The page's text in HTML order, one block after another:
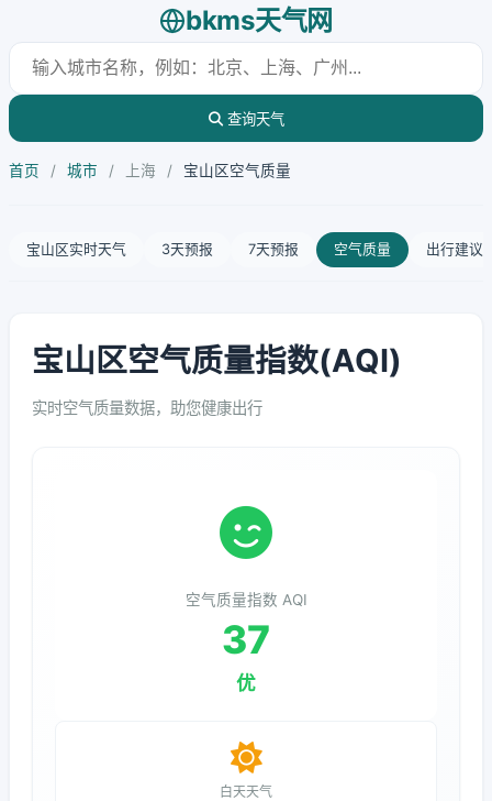
bkms天气网
查询天气
首页 / 城市 / 上海 / 宝山区空气质量
宝山区实时天气 3天预报 7天预报 空气质量 出行建议
宝山区空气质量指数(AQI)
实时空气质量数据，助您健康出行
空气质量指数 AQI
37
优
白天天气